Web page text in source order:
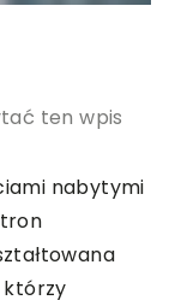
ten wpis
nabytymi
którzy